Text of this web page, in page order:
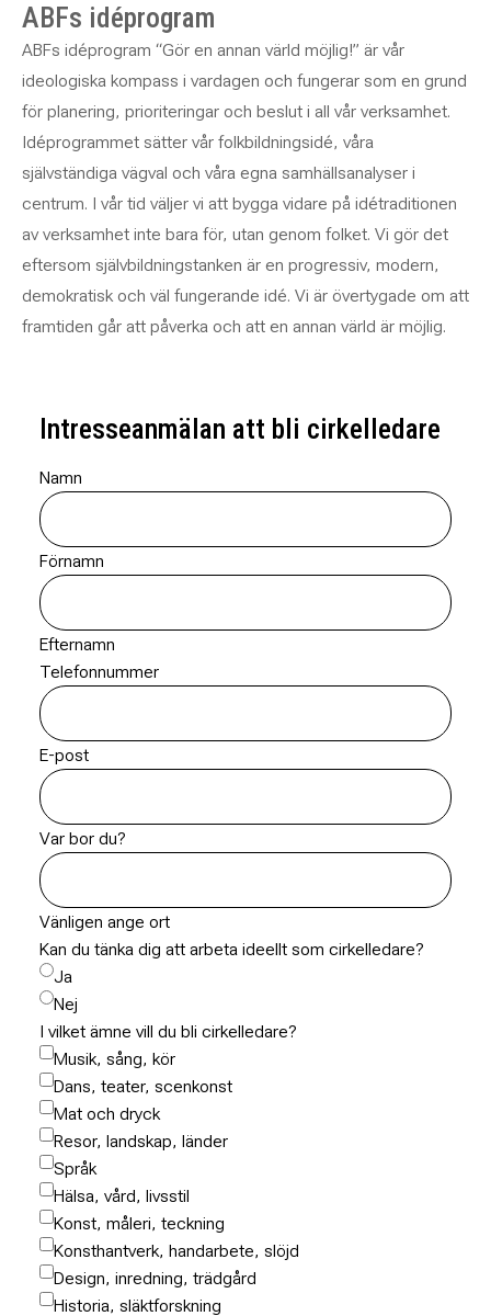
ABFs idéprogram
ABFs idéprogram “Gör en annan värld möjlig!” är vår
ideologiska kompass i vardagen och fungerar som en grund
för planering, prioriteringar och beslut i all vår verksamhet.
Idéprogrammet sätter vår folkbildningsidé, våra
självständiga vägval och våra egna samhällsanalyser i
centrum. I vår tid väljer vi att bygga vidare på idétraditionen
av verksamhet inte bara för, utan genom folket. Vi gör det
eftersom självbildningstanken är en progressiv, modern,
demokratisk och väl fungerande idé. Vi är övertygade om att
framtiden går att påverka och att en annan värld är möjlig.
Intresseanmälan att bli cirkelledare
Namn
Förnamn
Efternamn
Telefonnummer
E-post
Var bor du?
Vänligen ange ort
Kan du tänka dig att arbeta ideellt som cirkelledare?
Ja
Nej
I vilket ämne vill du bli cirkelledare?
Musik, sång, kör
Dans, teater, scenkonst
Mat och dryck
Resor, landskap, länder
Språk
Hälsa, vård, livsstil
Konst, måleri, teckning
Konsthantverk, handarbete, slöjd
Design, inredning, trädgård
Historia, släktforskning